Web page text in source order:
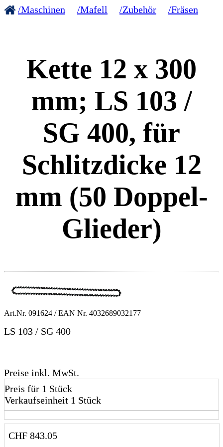
/Maschinen /Mafell /Zubehör /Fräsen
Kette 12 x 300
mm; LS 103 /
SG 400, für
Schlitzdicke 12
mm (50 Doppel-
Glieder)
Art.Nr. 091624 / EAN Nr. 4032689032177
LS 103 / SG 400
Preise inkl. MwSt.
Preis für 1 Stück
Verkaufseinheit 1 Stück
CHF 843.05